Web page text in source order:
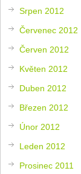
Srpen 2012
Červenec 2012
Červen 2012
Květen 2012
Duben 2012
Březen 2012
Únor 2012
Leden 2012
Prosinec 2011